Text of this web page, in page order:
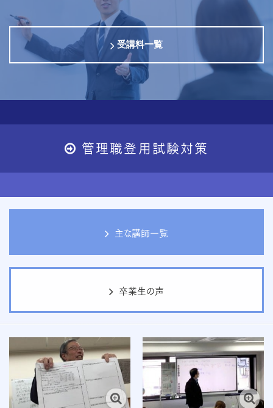
受講料一覧
 管理職登用試験対策
主な講師一覧
卒業生の声